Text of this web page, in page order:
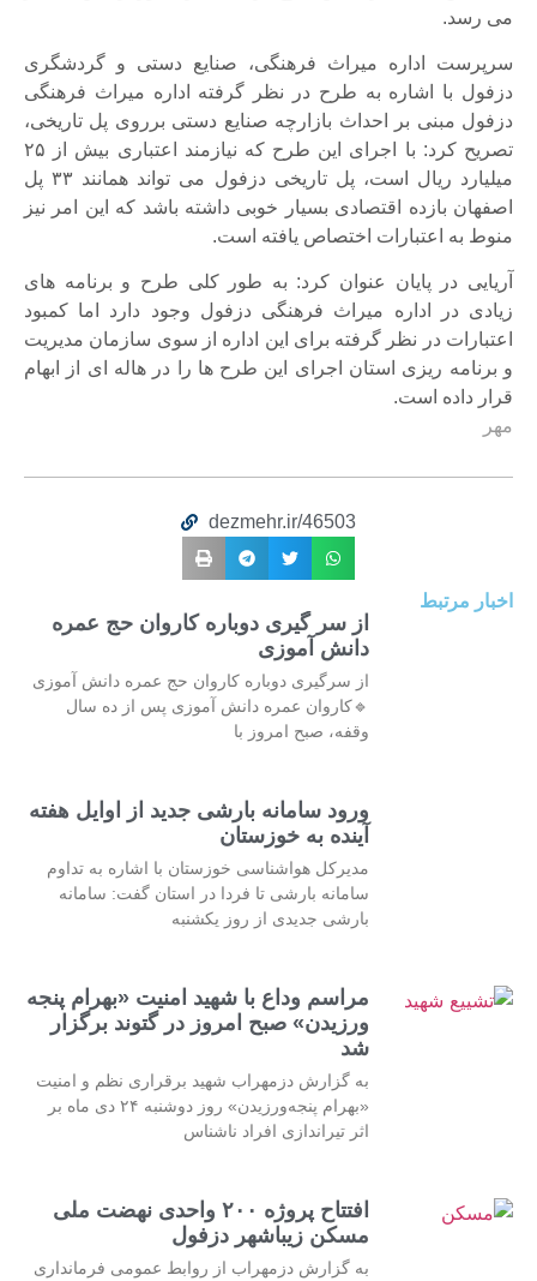
می رسد.
سرپرست اداره میراث فرهنگی، صنایع دستی و گردشگری
دزفول با اشاره به طرح در نظر گرفته اداره میراث فرهنگی
دزفول مبنی بر احداث بازارچه صنایع دستی برروی پل تاریخی،
تصریح کرد: با اجرای این طرح که نیازمند اعتباری بیش از ۲۵
میلیارد ریال است، پل تاریخی دزفول می تواند همانند ۳۳ پل
اصفهان بازده اقتصادی بسیار خوبی داشته باشد که این امر نیز
منوط به اعتبارات اختصاص یافته است.
آریایی در پایان عنوان کرد: به طور کلی طرح و برنامه های
زیادی در اداره میراث فرهنگی دزفول وجود دارد اما کمبود
اعتبارات در نظر گرفته برای این اداره از سوی سازمان مدیریت
و برنامه ریزی استان اجرای این طرح ها را در هاله ای از ابهام
قرار داده است.
مهر
dezmehr.ir/46503
اخبار مرتبط
از سر گیری دوباره کاروان حج عمره
دانش آموزی
از سرگیری دوباره کاروان حج عمره دانش آموزی
🔹کاروان عمره دانش آموزی پس از ده سال
وقفه، صبح امروز با
ورود سامانه بارشی جدید از اوایل هفته
آینده به خوزستان
مدیرکل هواشناسی خوزستان با اشاره به تداوم
سامانه بارشی تا فردا در استان گفت: سامانه
بارشی جدیدی از روز یکشنبه
مراسم وداع با شهید امنیت «بهرام پنجه
ورزیدن» صبح امروز در گتوند برگزار
شد
به گزارش دزمهراب شهید برقراری نظم و امنیت
«بهرام پنجه‌ورزیدن» روز دوشنبه ۲۴ دی ماه بر
اثر تیراندازی افراد ناشناس
افتتاح پروژه ۲۰۰ واحدی نهضت ملی
مسکن زیباشهر دزفول
به گزارش دزمهراب از روابط عمومی فرمانداری